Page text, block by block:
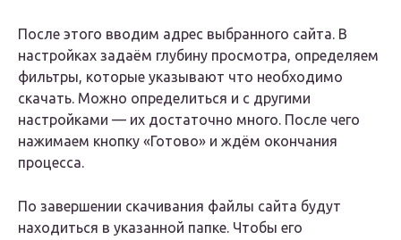
После этого вводим адрес выбранного сайта. В
настройках задаём глубину просмотра, определяем
фильтры, которые указывают что необходимо
скачать. Можно определиться и с другими
настройками — их достаточно много. После чего
нажимаем кнопку «Готово» и ждём окончания
процесса.
По завершении скачивания файлы сайта будут
находиться в указанной папке. Чтобы его